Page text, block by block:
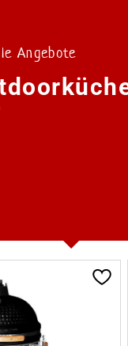
Angebote